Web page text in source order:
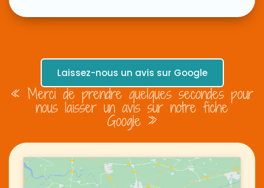
Laissez-nous un avis sur Google
« Merci de prendre quelques secondes pour
nous laisser un avis sur notre fiche
Google »